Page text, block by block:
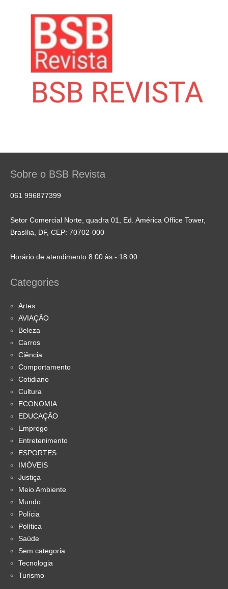
Sobre o BSB Revista
061 996877399
Setor Comercial Norte, quadra 01, Ed. América Office Tower,
Brasília, DF, CEP: 70702-000
Horário de atendimento 8:00 às - 18:00
Categories
Artes
AVIAÇÃO
Beleza
Carros
Ciência
Comportamento
Cotidiano
Cultura
ECONOMIA
EDUCAÇÃO
Emprego
Entretenimento
ESPORTES
IMÓVEIS
Justiça
Meio Ambiente
Mundo
Polícia
Política
Saúde
Sem categoria
Tecnologia
Turismo